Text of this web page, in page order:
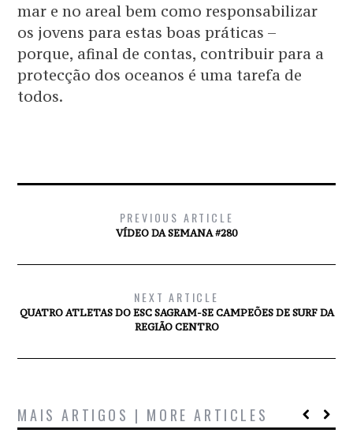
mar e no areal bem como responsabilizar
os jovens para estas boas práticas –
porque, afinal de contas, contribuir para a
protecção dos oceanos é uma tarefa de
todos.
PREVIOUS ARTICLE
VÍDEO DA SEMANA #280
NEXT ARTICLE
QUATRO ATLETAS DO ESC SAGRAM-SE CAMPEÕES DE SURF DA
REGIÃO CENTRO
MAIS ARTIGOS | MORE ARTICLES